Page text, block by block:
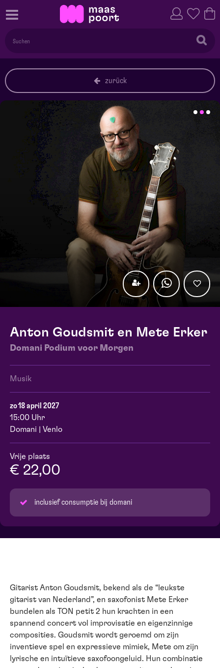
zurück
Anton Goudsmit en Mete Erker
Domani Podium voor Morgen
Musik
zo 18 april 2027
15:00 Uhr
Domani | Venlo
Vrije plaats
€ 22,00
inclusief consumptie bij domani
Gitarist Anton Goudsmit, bekend als de “leukste
gitarist van Nederland”, en saxofonist Mete Erker
bundelen als TON petit 2 hun krachten in een
spannend concert vol improvisatie en eigenzinnige
composities. Goudsmit wordt geroemd om zijn
inventieve spel en expressieve mimiek, Mete om zijn
lyrische en intuïtieve saxofoongeluid. Hun combinatie